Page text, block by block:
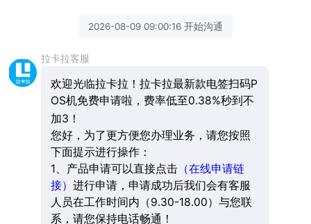
2026-08-09 09:00:16 开始沟通
拉卡拉客服
欢迎光临拉卡拉！拉卡拉最新款电签扫码P
OS机免费申请啦，费率低至0.38%秒到不
加3！
您好，为了更方便您办理业务，请您按照
下面提示进行操作：
1、产品申请可以直接点击（在线申请链
接） 进行申请，申请成功后我们会有客服
人员在工作时间内（9.30-18.00）与您联
系，请您保持电话畅通！